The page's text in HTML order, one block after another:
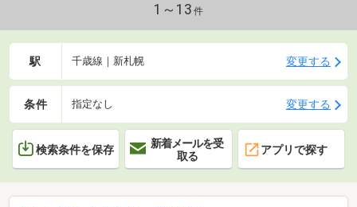
1～13 件
駅 千歳線｜新札幌 変更する
条件 指定なし 変更する
検索条件を保存
新着メールを受
取る
アプリで探す